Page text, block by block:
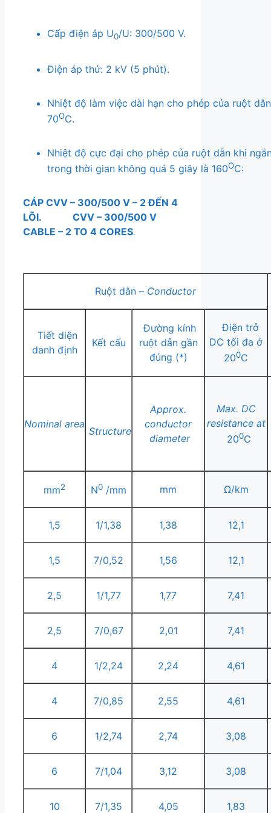
Cấp điện áp U0/U: 300/500 V.
Điện áp thử: 2 kV (5 phút).
Nhiệt độ làm việc dài hạn cho phép của ruột
70OC.
Nhiệt độ cực đại cho phép của ruột dẫn khi
trong thời gian không quá 5 giây là 160OC:
CÁP CVV – 300/500 V – 2 ĐẾN 4
LÕI. CVV – 300/500 V
CABLE – 2 TO 4 CORES.
Ruột dẫn – Conductor
Tiết diện
danh định
Kết cấu
Đường kính
ruột dẫn gần
đúng (*)
Điện trở
DC tối đa ở
200C
Nominal area
Structure
Approx.
conductor
diameter
Max. DC
resistance at
200C
mm2 N0 /mm mm Ω/km
1,5 1/1,38 1,38 12,1
1,5 7/0,52 1,56 12,1
2,5 1/1,77 1,77 7,41
2,5 7/0,67 2,01 7,41
4 1/2,24 2,24 4,61
4 7/0,85 2,55 4,61
6 1/2,74 2,74 3,08
6 7/1,04 3,12 3,08
10 7/1,35 4,05 1,83